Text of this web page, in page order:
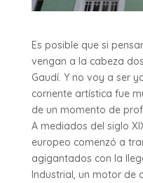
Es posible que si
vengan a la cabeza
Gaudí. Y no voy a ser
corriente artística fue
de un momento de
A mediados del siglo
europeo comenzó a
agigantados con la
Industrial, un motor de